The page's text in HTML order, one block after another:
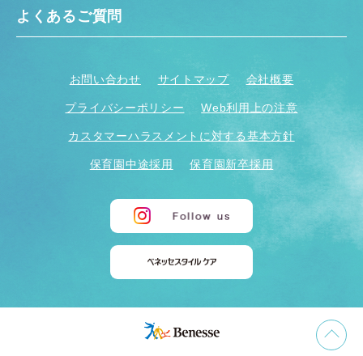
よくあるご質問
お問い合わせ サイトマップ 会社概要
プライバシーポリシー Web利用上の注意
カスタマーハラスメントに対する基本方針
保育園中途採用 保育園新卒採用